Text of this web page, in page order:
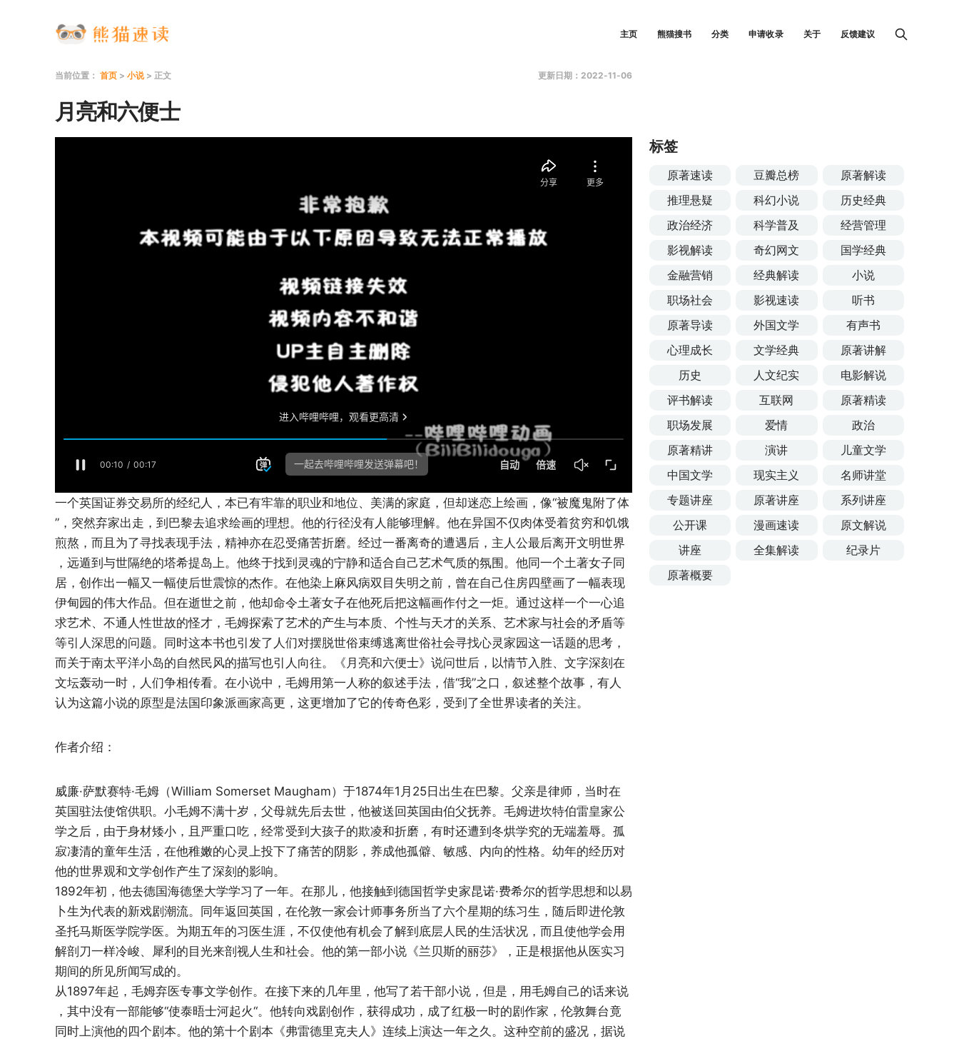
主页 熊猫搜书 分类 申请收录 关于 反馈建议
当前位置： 首页 > 小说> 正文 更新日期：2022-11-06
月亮和六便士
一个英国证券交易所的经纪人，本已有牢靠的职业和地位、美满的家庭，但却迷恋上绘画，像“被魔鬼附了体
”，突然弃家出走，到巴黎去追求绘画的理想。他的行径没有人能够理解。他在异国不仅肉体受着贫穷和饥饿
煎熬，而且为了寻找表现手法，精神亦在忍受痛苦折磨。经过一番离奇的遭遇后，主人公最后离开文明世界
，远遁到与世隔绝的塔希提岛上。他终于找到灵魂的宁静和适合自己艺术气质的氛围。他同一个土著女子同
居，创作出一幅又一幅使后世震惊的杰作。在他染上麻风病双目失明之前，曾在自己住房四壁画了一幅表现
伊甸园的伟大作品。但在逝世之前，他却命令土著女子在他死后把这幅画作付之一炬。通过这样一个一心追
求艺术、不通人性世故的怪才，毛姆探索了艺术的产生与本质、个性与天才的关系、艺术家与社会的矛盾等
等引人深思的问题。同时这本书也引发了人们对摆脱世俗束缚逃离世俗社会寻找心灵家园这一话题的思考，
而关于南太平洋小岛的自然民风的描写也引人向往。《月亮和六便士》说问世后，以情节入胜、文字深刻在
文坛轰动一时，人们争相传看。在小说中，毛姆用第一人称的叙述手法，借“我”之口，叙述整个故事，有人
认为这篇小说的原型是法国印象派画家高更，这更增加了它的传奇色彩，受到了全世界读者的关注。
作者介绍：
威廉·萨默赛特·毛姆（William Somerset Maugham）于1874年1月25日出生在巴黎。父亲是律师，当时在
英国驻法使馆供职。小毛姆不满十岁，父母就先后去世，他被送回英国由伯父抚养。毛姆进坎特伯雷皇家公
学之后，由于身材矮小，且严重口吃，经常受到大孩子的欺凌和折磨，有时还遭到冬烘学究的无端羞辱。孤
寂凄清的童年生活，在他稚嫩的心灵上投下了痛苦的阴影，养成他孤僻、敏感、内向的性格。幼年的经历对
他的世界观和文学创作产生了深刻的影响。
1892年初，他去德国海德堡大学学习了一年。在那儿，他接触到德国哲学史家昆诺·费希尔的哲学思想和以易
卜生为代表的新戏剧潮流。同年返回英国，在伦敦一家会计师事务所当了六个星期的练习生，随后即进伦敦
圣托马斯医学院学医。为期五年的习医生涯，不仅使他有机会了解到底层人民的生活状况，而且使他学会用
解剖刀一样冷峻、犀利的目光来剖视人生和社会。他的第一部小说《兰贝斯的丽莎》，正是根据他从医实习
期间的所见所闻写成的。
从1897年起，毛姆弃医专事文学创作。在接下来的几年里，他写了若干部小说，但是，用毛姆自己的话来说
，其中没有一部能够“使泰晤士河起火“。他转向戏剧创作，获得成功，成了红极一时的剧作家，伦敦舞台竟
同时上演他的四个剧本。他的第十个剧本《弗雷德里克夫人》连续上演达一年之久。这种空前的盛况，据说
标签
原著速读 豆瓣总榜
原著解读
推理悬疑
科幻小说
历史经典
政治经济
科学普及
经营管理
影视解读
奇幻网文
国学经典
金融营销
经典解读
小说
职场社会
影视速读
听书
原著导读
外国文学
有声书
心理成长
文学经典
原著讲解
历史
人文纪实
电影解说
评书解读
互联网
原著精读
职场发展
爱情
政治
原著精讲
演讲
儿童文学
中国文学
现实主义
名师讲堂
专题讲座
原著讲座
系列讲座
公开课
漫画速读
原文解说
讲座
全集解读
纪录片
原著概要